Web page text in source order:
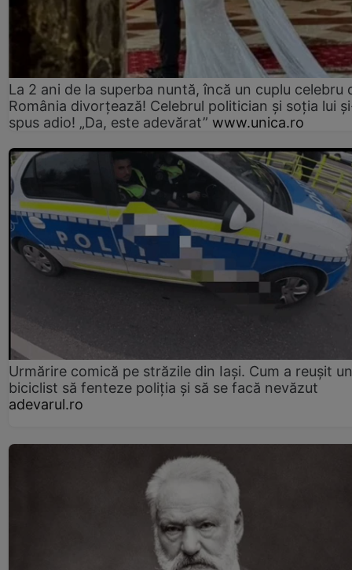
La 2 ani de la superba nuntă, încă un cuplu celebru
România divorțează! Celebrul politician și soția lui
spus adio! „Da, este adevărat” www.unica.ro
Urmărire comică pe străzile din Iași. Cum a reușit un
biciclist să fenteze poliția și să se facă nevăzut
adevarul.ro